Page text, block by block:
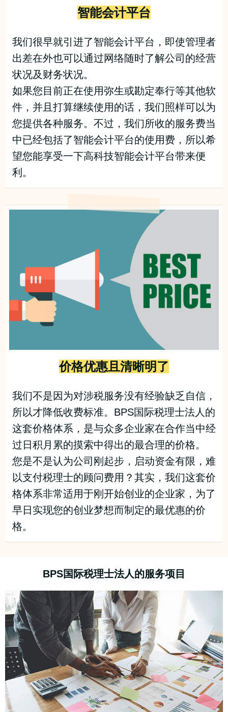
智能会计平台
我们很早就引进了智能会计平台，即使管理者
出差在外也可以通过网络随时了解公司的经营
状况及财务状况。
如果您目前正在使用弥生或勘定奉行等其他软
件，并且打算继续使用的话，我们照样可以为
您提供各种服务。不过，我们所收的服务费当
中已经包括了智能会计平台的使用费，所以希
望您能享受一下高科技智能会计平台带来便
利。
价格优惠且清晰明了
我们不是因为对涉税服务没有经验缺乏自信，
所以才降低收费标准。BPS国际税理士法人的
这套价格体系，是与众多企业家在合作当中经
过日积月累的摸索中得出的最合理的价格。
您是不是认为公司刚起步，启动资金有限，难
以支付税理士的顾问费用？其实，我们这套价
格体系非常适用于刚开始创业的企业家，为了
早日实现您的创业梦想而制定的最优惠的价
格。
BPS国际税理士法人的服务项目